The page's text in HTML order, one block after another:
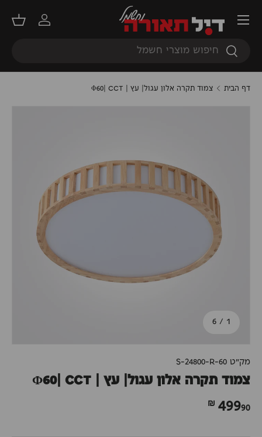
דילוג
חיפוש
חיפוש
התחברות
סל
תפריט
דף הבית צמוד תקרה אלון עגול| עץ | Φ60| CCT
1
/ מתוך
6
מק"ט S-24800-R-60
צמוד תקרה אלון עגול| עץ | Φ60| CCT
49990 ₪